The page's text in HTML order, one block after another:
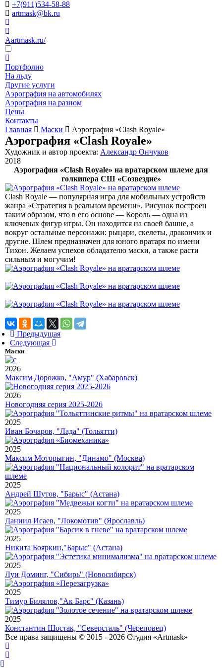
+7(911)534-58-88
artmask@bk.ru
Aartmask.ru/
Портфолио
На льду
Другие услуги
Аэрография на автомобилях
Аэрография на разном
Цены
Контакты
Главная
Маски Аэрография «Clash Royale»
Аэрография «Clash Royale»
Художник и автор проекта: Александр Ончуков
2018
Аэрография «Clash Royale» на вратарском шлеме для
голкипера СШ «Созвездие»
Clash Royale — популярная игра для мобильных устройств
жанра «Стратегия в реальном времени». Рисунок построен
таким образом, что в его основе — Король — одна из
ключевых фигур игры. Он находится на своей башне, а
вокруг остальные персонажи: рыцари, скелеты, дракончик и
другие. Шлем предназначен для юного вратаря по имени
Тихон. Желаем успехов обладателю маски, а также расти
сильным и могучим!
Предыдущая
Следующая
Маски
2026
Максим Дорожко, "Амур" (Хабаровск)
2026
Новогодняя серия 2025-2026
2025
Иван Бочаров, "Лада" (Тольятти)
2025
Максим Моторыгин, "Динамо" (Москва)
2025
Андрей Шутов, "Барыс" (Астана)
2025
Даниил Исаев, "Локомотив" (Ярославль)
2025
Никита Бояркин,"Барыс" (Астана)
2025
Луи Доминг, "Сибирь" (Новосибирск)
2025
Тимур Билялов,"Ак Барс" (Казань)
2025
Константин Шостак, "Северсталь" (Череповец)
Все права защищены © 2015 - 2026 Студия «Artmask»